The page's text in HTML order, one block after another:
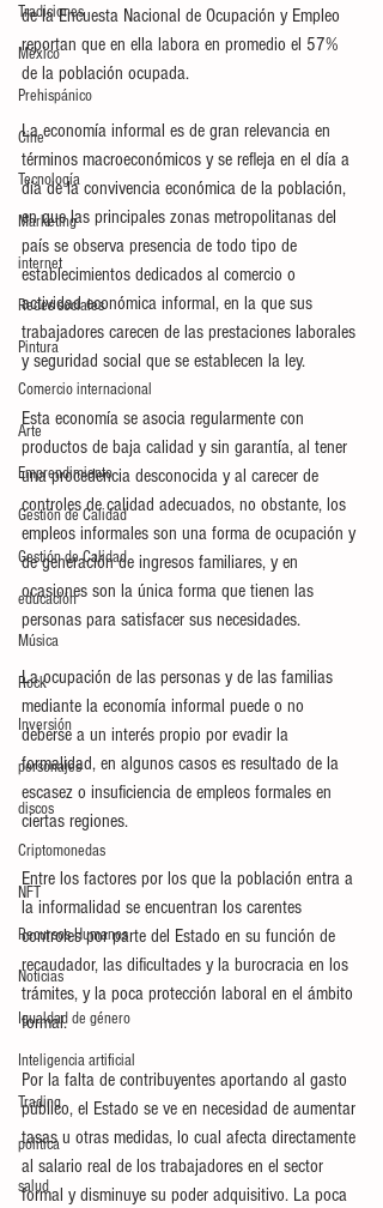
Tradiciones
México
Prehispánico
Cine
Tecnología
Marketing
internet
Redes sociales
Pintura
Comercio internacional
Arte
Emprendimiento
Gestión de Calidad
Gestión de Calidad
educación
Música
Rock
Inversión
personajes
discos
Criptomonedas
NFT
Recursos Humanos
Noticias
Igualdad de género
Inteligencia artificial
Trading
política
salud
de la Encuesta Nacional de Ocupación y Empleo
reportan que en ella labora en promedio el 57%
de la población ocupada.
La economía informal es de gran relevancia en
términos macroeconómicos y se refleja en el día a
día de la convivencia económica de la población,
en que las principales zonas metropolitanas del
país se observa presencia de todo tipo de
establecimientos dedicados al comercio o
actividad económica informal, en la que sus
trabajadores carecen de las prestaciones laborales
y seguridad social que se establecen la ley.
Esta economía se asocia regularmente con
productos de baja calidad y sin garantía, al tener
una procedencia desconocida y al carecer de
controles de calidad adecuados, no obstante, los
empleos informales son una forma de ocupación y
de generación de ingresos familiares, y en
ocasiones son la única forma que tienen las
personas para satisfacer sus necesidades.
La ocupación de las personas y de las familias
mediante la economía informal puede o no
deberse a un interés propio por evadir la
formalidad, en algunos casos es resultado de la
escasez o insuficiencia de empleos formales en
ciertas regiones.
Entre los factores por los que la población entra a
la informalidad se encuentran los carentes
controles por parte del Estado en su función de
recaudador, las dificultades y la burocracia en los
trámites, y la poca protección laboral en el ámbito
formal.
Por la falta de contribuyentes aportando al gasto
público, el Estado se ve en necesidad de aumentar
tasas u otras medidas, lo cual afecta directamente
al salario real de los trabajadores en el sector
formal y disminuye su poder adquisitivo. La poca